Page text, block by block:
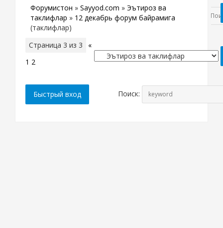
Форумистон » Sayyod.com » Эътироз ва
таклифлар » 12 декабрь форум байрамига
(таклифлар)
Страница 3 из 3
«
1 2
Поиск: